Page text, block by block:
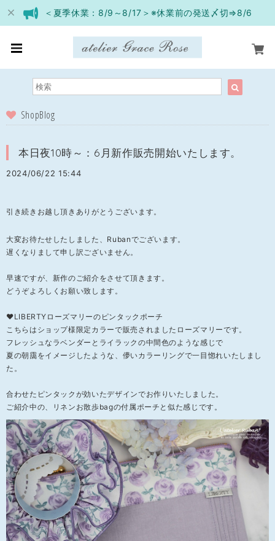
＜夏季休業：8/9～8/17＞※休業前の発送〆切⇒8/6
ShopBlog
本日夜10時～：6月新作販売開始いたします。
2024/06/22 15:44
引き続きお越し頂きありがとうございます。
大変お待たせしたしました、Rubanでございます。
遅くなりまして申し訳ございません。
早速ですが、新作のご紹介をさせて頂きます。
どうぞよろしくお願い致します。
❤LIBERTYローズマリーのピンタックポーチ
こちらはショップ様限定カラーで販売されましたローズマリーです。
フレッシュなラベンダーとライラックの中間色のような感じで
夏の朝靄をイメージしたような、儚いカラーリングで一目惚れいたしまし
た。
合わせたピンタックが効いたデザインでお作りいたしました。
ご紹介中の、リネンお散歩bagの付属ポーチと似た感じです。